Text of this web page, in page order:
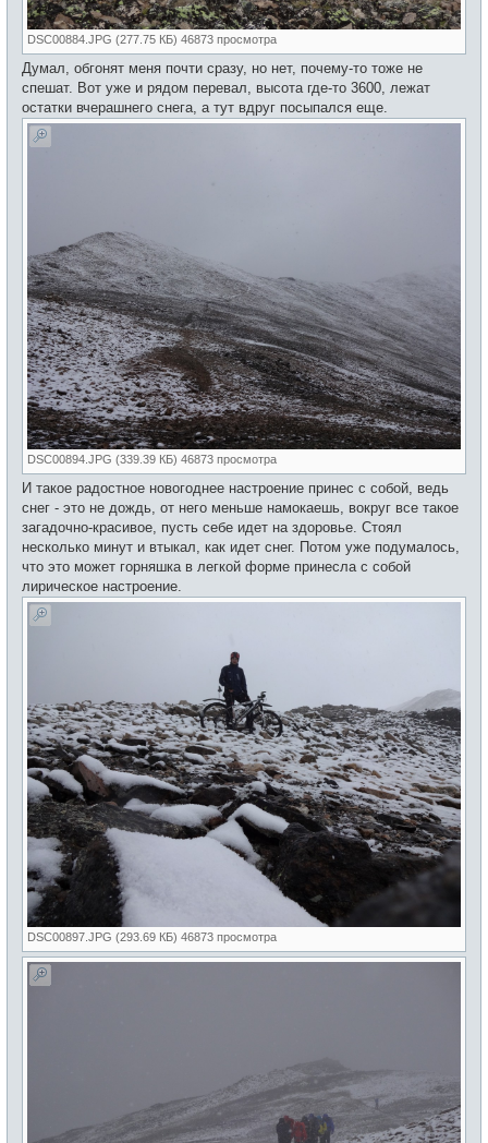
DSC00884.JPG (277.75 КБ) 46873 просмотра
Думал, обгонят меня почти сразу, но нет, почему-то тоже не
спешат. Вот уже и рядом перевал, высота где-то 3600, лежат
остатки вчерашнего снега, а тут вдруг посыпался еще.
DSC00894.JPG (339.39 КБ) 46873 просмотра
И такое радостное новогоднее настроение принес с собой, ведь
снег - это не дождь, от него меньше намокаешь, вокруг все такое
загадочно-красивое, пусть себе идет на здоровье. Стоял
несколько минут и втыкал, как идет снег. Потом уже подумалось,
что это может горняшка в легкой форме принесла с собой
лирическое настроение.
DSC00897.JPG (293.69 КБ) 46873 просмотра